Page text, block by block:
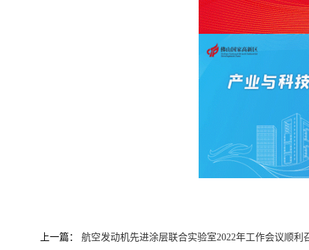
上一篇： 航空发动机先进涂层联合实验室2022年工作会议顺利